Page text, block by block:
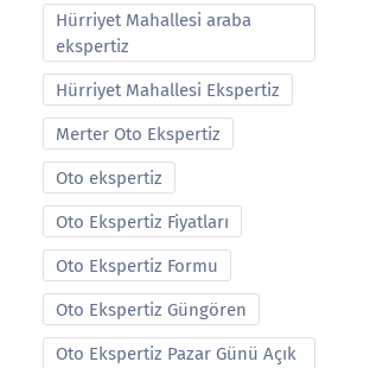
Hürriyet Mahallesi araba
ekspertiz
Hürriyet Mahallesi Ekspertiz
Merter Oto Ekspertiz
Oto ekspertiz
Oto Ekspertiz Fiyatları
Oto Ekspertiz Formu
Oto Ekspertiz Güngören
Oto Ekspertiz Pazar Günü Açık